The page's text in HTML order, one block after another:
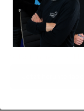
Mit über
Prompts für
Das kostenlose